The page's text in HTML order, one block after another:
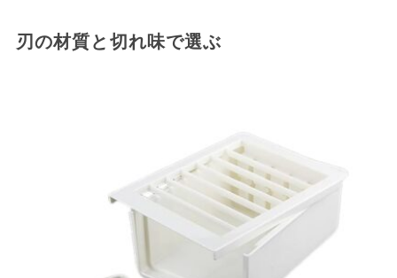
刃の材質と切れ味で選ぶ